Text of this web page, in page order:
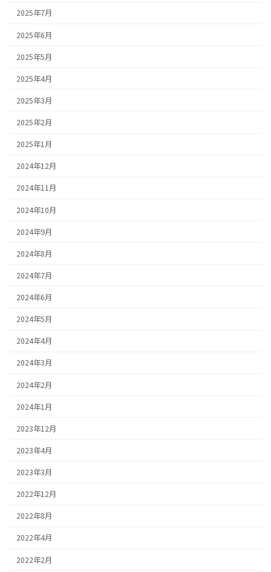
2025年7月
2025年6月
2025年5月
2025年4月
2025年3月
2025年2月
2025年1月
2024年12月
2024年11月
2024年10月
2024年9月
2024年8月
2024年7月
2024年6月
2024年5月
2024年4月
2024年3月
2024年2月
2024年1月
2023年12月
2023年4月
2023年3月
2022年12月
2022年8月
2022年4月
2022年2月